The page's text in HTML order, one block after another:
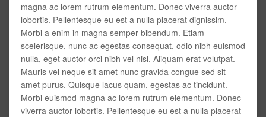
magna ac lorem rutrum elementum. Donec viverra auctor
lobortis. Pellentesque eu est a nulla placerat dignissim.
Morbi a enim in magna semper bibendum. Etiam
scelerisque, nunc ac egestas consequat, odio nibh euismod
nulla, eget auctor orci nibh vel nisi. Aliquam erat volutpat.
Mauris vel neque sit amet nunc gravida congue sed sit
amet purus. Quisque lacus quam, egestas ac tincidunt.
Morbi euismod magna ac lorem rutrum elementum. Donec
viverra auctor lobortis. Pellentesque eu est a nulla placerat